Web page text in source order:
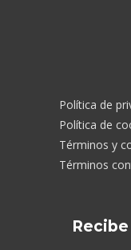
Política de
Política de
Términos y
Términos